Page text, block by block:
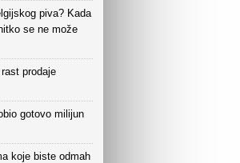
piva? Kada
se ne može
prodaje
gotovo milijun
koje biste odmah